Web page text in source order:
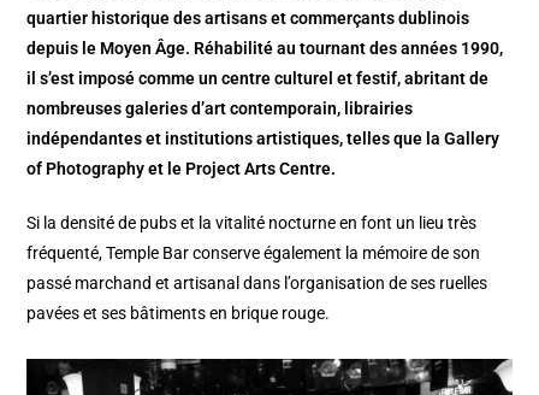
quartier historique des artisans et commerçants dublinois
depuis le Moyen Âge. Réhabilité au tournant des années 1990,
il s’est imposé comme un centre culturel et festif, abritant de
nombreuses galeries d’art contemporain, librairies
indépendantes et institutions artistiques, telles que la Gallery
of Photography et le Project Arts Centre.
Si la densité de pubs et la vitalité nocturne en font un lieu très
fréquenté, Temple Bar conserve également la mémoire de son
passé marchand et artisanal dans l’organisation de ses ruelles
pavées et ses bâtiments en brique rouge.